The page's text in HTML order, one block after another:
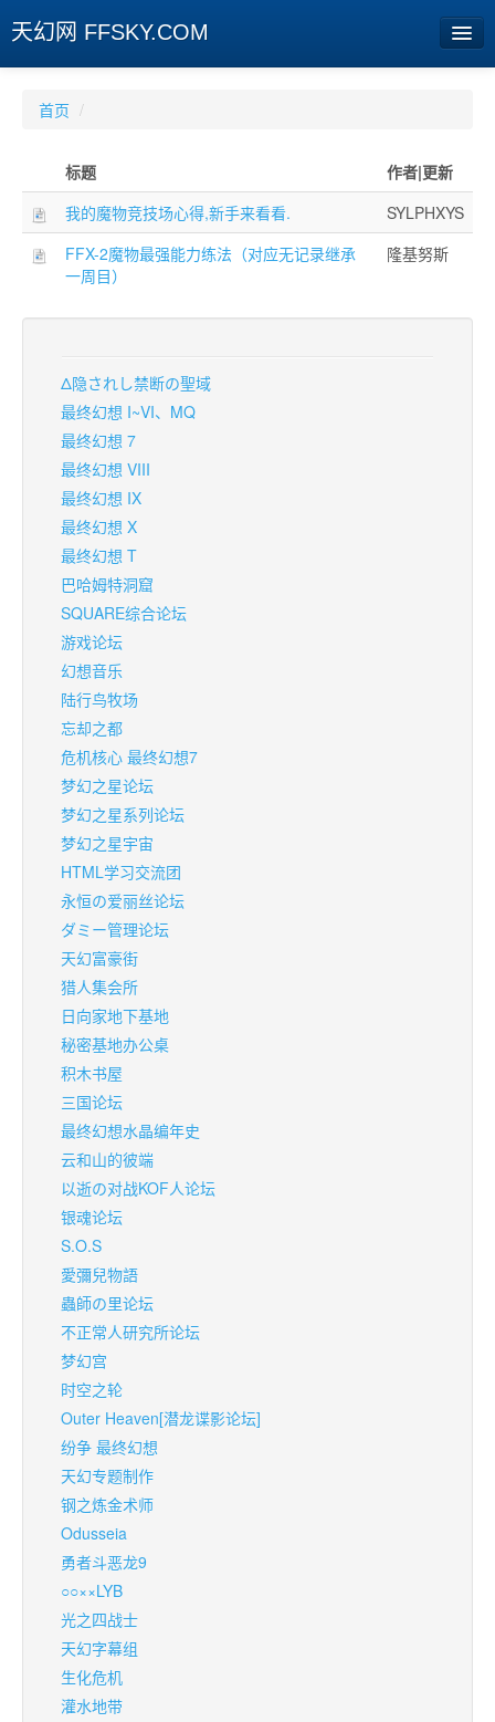
天幻网 FFSKY.COM
周边
娱乐
相册
旧版临时
首页 /
标题
作者|更新
我的魔物竞技场心得,新手来看看.
SYLPHXYS
FFX-2魔物最强能力练法（对应无记录继承
一周目）
隆基努斯
Δ隐されし禁断の聖域
最终幻想 I~VI、MQ
最终幻想 7
最终幻想 VIII
最终幻想 IX
最终幻想 X
最终幻想 T
巴哈姆特洞窟
SQUARE综合论坛
游戏论坛
幻想音乐
陆行鸟牧场
忘却之都
危机核心 最终幻想7
梦幻之星论坛
梦幻之星系列论坛
梦幻之星宇宙
HTML学习交流团
永恒の爱丽丝论坛
ダミー管理论坛
天幻富豪街
猎人集会所
日向家地下基地
秘密基地办公桌
积木书屋
三国论坛
最终幻想水晶编年史
云和山的彼端
以逝の对战KOF人论坛
银魂论坛
S.O.S
愛彌兒物語
蟲師の里论坛
不正常人研究所论坛
梦幻宫
时空之轮
Outer Heaven[潜龙谍影论坛]
纷争 最终幻想
天幻专题制作
钢之炼金术师
Odusseia
勇者斗恶龙9
○○××LYB
光之四战士
天幻字幕组
生化危机
灌水地带